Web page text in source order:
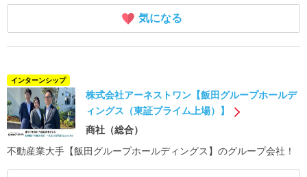
気になる
インターンシップ
株式会社アーネストワン【飯田グループホールデ
ィングス（東証プライム上場）】
商社（総合）
不動産業大手【飯田グループホールディングス】のグループ会社！